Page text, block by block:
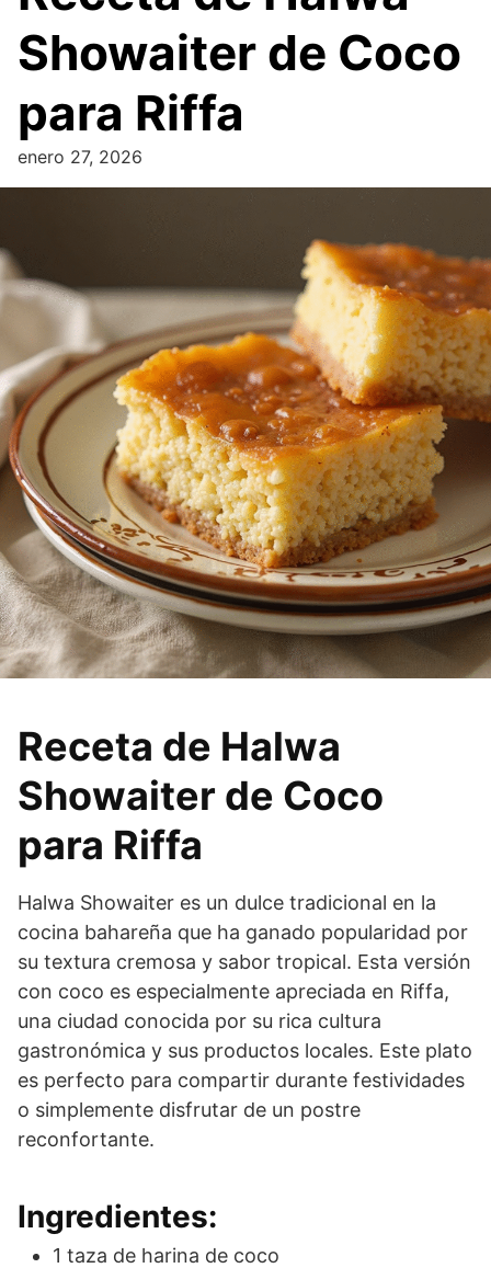
Showaiter de Coco
para Riffa
enero 27, 2026
Receta de Halwa
Showaiter de Coco
para Riffa
Halwa Showaiter es un dulce tradicional en la
cocina bahareña que ha ganado popularidad por
su textura cremosa y sabor tropical. Esta versión
con coco es especialmente apreciada en Riffa,
una ciudad conocida por su rica cultura
gastronómica y sus productos locales. Este plato
es perfecto para compartir durante festividades
o simplemente disfrutar de un postre
reconfortante.
Ingredientes:
1 taza de harina de coco